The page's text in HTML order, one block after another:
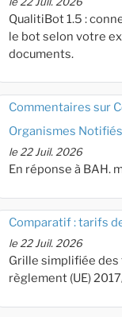
QualitiBot 1.5 :
le bot selon votre
documents.
Commentaires sur
Organismes
le 22 Juil. 2026
En réponse à BAH.
Comparatif : tarifs
le 22 Juil. 2026
Grille simplifiée
règlement (UE)